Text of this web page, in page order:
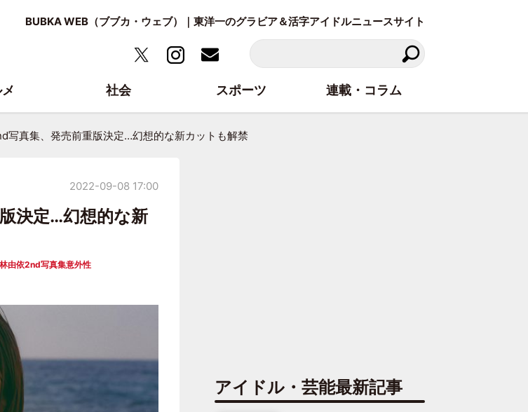
BUBKA WEB（ブブカ・ウェブ）｜東洋一のグラビア＆活字アイドルニュースサイト
写真集、発売前重版決定…幻想的な新カットも解禁
2022-09-08 17:00
決定…幻想的な新
由依2nd写真集意外性
アイドル・芸能最新記事
社会 スポーツ 連載・コラム